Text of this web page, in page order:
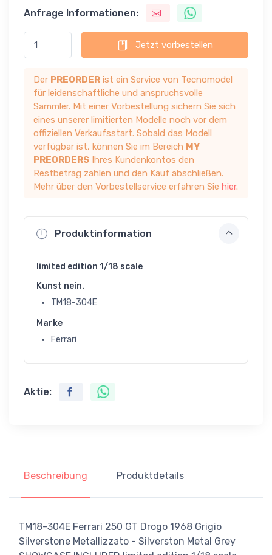
Anfrage Informationen:
Jetzt vorbestellen
Der PREORDER ist ein Service von Tecnomodel
für leidenschaftliche und anspruchsvolle
Sammler. Mit einer Vorbestellung sichern Sie sich
eines unserer limitierten Modelle noch vor dem
offiziellen Verkaufsstart. Sobald das Modell
verfügbar ist, können Sie im Bereich MY
PREORDERS Ihres Kundenkontos den
Restbetrag zahlen und den Kauf abschließen.
Mehr über den Vorbestellservice erfahren Sie hier.
Produktinformation
limited edition 1/18 scale
Kunst nein.
TM18-304E
Marke
Ferrari
Aktie:
Beschreibung Produktdetails
TM18-304E Ferrari 250 GT Drogo 1968 Grigio
Silverstone Metallizzato - Silverston Metal Grey